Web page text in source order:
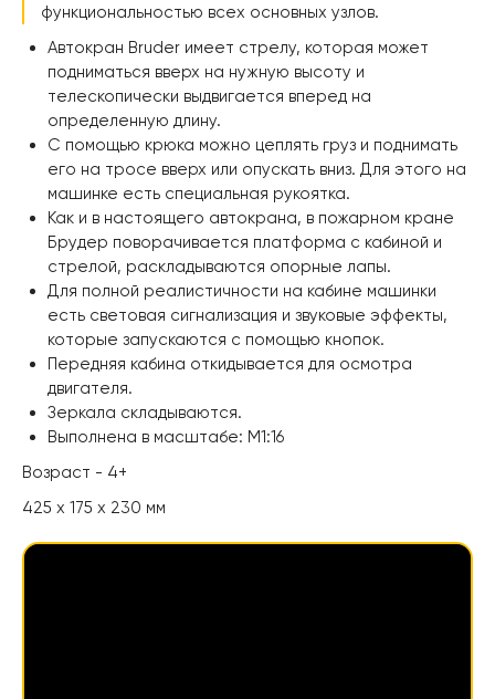
функциональностью всех основных узлов.
Автокран Bruder имеет стрелу, которая может
подниматься вверх на нужную высоту и
телескопически выдвигается вперед на
определенную длину.
С помощью крюка можно цеплять груз и поднимать
его на тросе вверх или опускать вниз. Для этого на
машинке есть специальная рукоятка.
Как и в настоящего автокрана, в пожарном кране
Брудер поворачивается платформа с кабиной и
стрелой, раскладываются опорные лапы.
Для полной реалистичности на кабине машинки
есть световая сигнализация и звуковые эффекты,
которые запускаются с помощью кнопок.
Передняя кабина откидывается для осмотра
двигателя.
Зеркала складываются.
Выполнена в масштабе: М1:16
Возраст - 4+
425 x 175 x 230 мм